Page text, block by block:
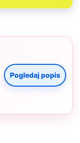
Pogledaj popis